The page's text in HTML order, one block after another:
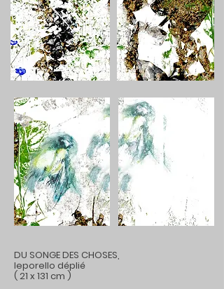
DU SONGE DES CHOSES,
leporello déplié
( 21 x 131 cm )